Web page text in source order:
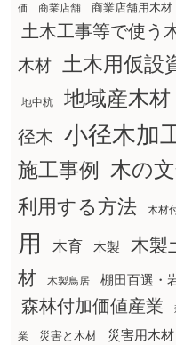
価 商業店舗 商業店舗用木材
土木工事等で使う
木材
土木用仮設
地中杭 地域産木材
径木 小径木加
施工事例
木の
利用する方法
木材
用
木育 木製 木製
材
木製鳥居 棚田百選・
森林付加価値産業
業 災害と木材 災害用木材